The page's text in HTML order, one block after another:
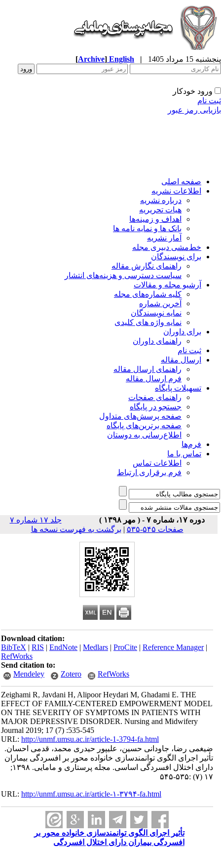
15 مرداد 1405 |
English
[Archive]
ورود خودکار
نام
رمز عبور
صفحه اصلی
اطلاعات نشریه
درباره نشریه
هیات تحریریه
اهداف و زمینه‌ها
بانک ها و نمایه نامه ها
آمار نشریه
خط‌مشی دبیری مجله
برای نویسندگان
راهنمای نگارش مقاله
سیاست دسترسی و هزینه‌های انتشار
آرشیو مجله و مقالات
کلیه شماره‌های مجله
آخرین شماره
نمایه نویسندگان
نمایه واژه های کلیدی
برای داوران
راهنمای داوران
ثبت نام
ارسال مقاله
راهنمای ارسال مقاله
فرم ارسال مقاله
تسهیلات پایگاه
راهنمای صفحات
جستجو در پایگاه
صفحه پرسش‌های متداول
صفحه برترین‌های پایگاه
اطلاع‌رسانی به دوستان
فرم‌ها
تماس با ما
اطلاعات تماس
فرم برقراری ارتباط
دوره ۱۷، شماره ۷ - ( مهر ۱۳۹۸ )
جلد ۱۷ شماره ۷
صفحات ۵۴۵-۵۳۵
|برگشت به فهرست نسخه ها
Download citation:
BibTeX|RIS|EndNote|Medlars|ProCite|Reference Manager
RefWorks
Send citation to:
Mendeley
Zotero RefWorks
Zeighami R, Javdani H, Alipoor Heydari M, Ghadami E. THE
EFFECT OF FAMILY-CENTERED EMPOWERMENT MODEL
ON THE SEVERITY OF SYMPTOMS IN PATIENTS WITH
MAJOR DEPRESSIVE DISORDER. Nursing and Midwifery
Journal 2019; 17 (7) :535-545
URL:http://unmf.umsu.ac.ir/article-1-3794-fa.html
ضیغمی رضا، جاودانی حسین، علیپور حیدری محمد، قدمی احسان.
تأثیر اجرای الگوی توانمندسازی خانواده محور بر افسردگی بیماران
دارای اختلال افسردگی اساسی. مجله پرستاری و مامایی. ۱۳۹۸;
۱۷ (۷) :۵۳۵-۵۴۵
URL:http://unmf.umsu.ac.ir/article-۱-۳۷۹۴-fa.html
تأثیر اجرای الگوی توانمندسازی خانواده محور بر
افسردگی بیماران دارای اختلال افسردگی